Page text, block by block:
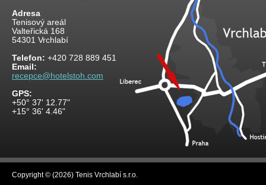
Adresa
Tenisový areál
Valteřická 168
54301 Vrchlabí
Telefon: +420 728 889 451
Email:
recepce@hotelstoh.com
GPS:
+50° 37' 12.77"
+15° 36' 4.46"
Copyright © (2026) Tenis Vrchlabí s.r.o.